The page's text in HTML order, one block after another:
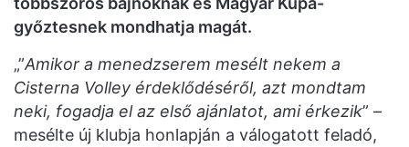
győztesnek mondhatja magát.
„”Amikor a menedzserem mesélt nekem a
Cisterna Volley érdeklődéséről, azt mondtam
neki, fogadja el az első ajánlatot, ami érkezik” –
mesélte új klubja honlapján a válogatott feladó,